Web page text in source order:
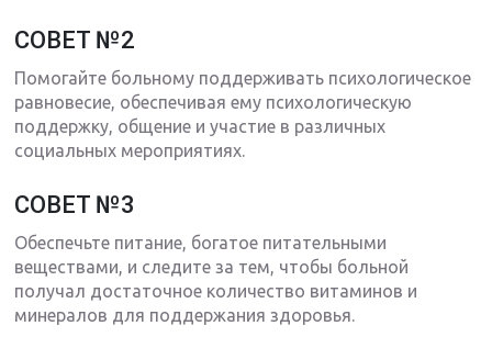
СОВЕТ №2
Помогайте больному поддерживать психологическое
равновесие, обеспечивая ему психологическую
поддержку, общение и участие в различных
социальных мероприятиях.
СОВЕТ №3
Обеспечьте питание, богатое питательными
веществами, и следите за тем, чтобы больной
получал достаточное количество витаминов и
минералов для поддержания здоровья.